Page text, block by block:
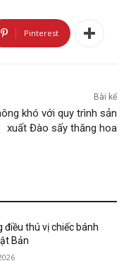
Pinterest
Bài kế
khó với quy trình sản
xuất Đào sấy thăng hoa
điều thú vị chiếc bánh
Bản